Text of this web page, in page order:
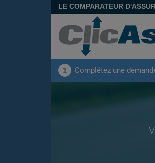
LE COMPARATEUR
1 Complétez une